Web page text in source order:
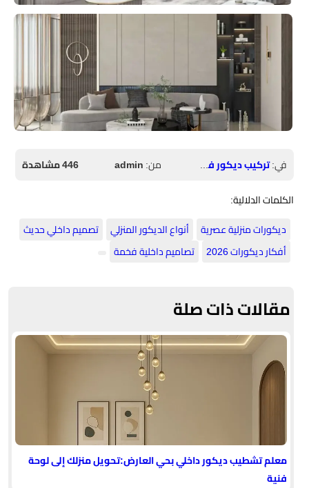
في:تركيب ديكور فوم الرياض من:admin
446 مشاهدة
الكلمات الدلالية:
ديكورات منزلية عصرية
​أنواع الديكور المنزلي
​تصميم داخلي حديث
​أفكار ديكورات 2026
​تصاميم داخلية فخمة
مقالات ذات صلة
معلم تشطيب ديكور داخلي بحي العارض:تحويل منزلك إلى لوحة
فنية